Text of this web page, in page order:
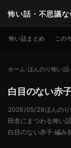
怖い話・不思議
怖い話まとめ この
ホーム ほんのり怖い話
白目のない赤
2026/05/29ほんの
田舎にまつわる怖い話
白目のない赤子·編み